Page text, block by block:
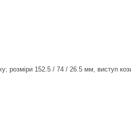
розміри 152.5 / 74 / 26.5 мм, виступ